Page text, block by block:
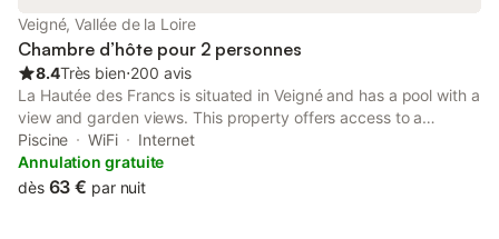
Veigné, Vallée de la Loire
Chambre d’hôte pour 2 personnes
8.4Très bien⋅200 avis
La Hautée des Francs is situated in Veigné and has a pool with a
view and garden views. This property offers access to a
terrace, free private parking and free WiFi.
Piscine WiFi
Internet
Annulation gratuite
dès 63 € par nuit